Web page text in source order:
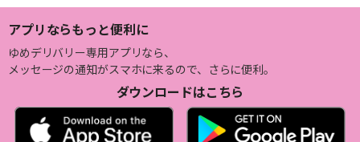
アプリならもっと便利に
ゆめデリバリー専用アプリなら、
メッセージの通知がスマホに来るので、さらに便利。
ダウンロードはこちら